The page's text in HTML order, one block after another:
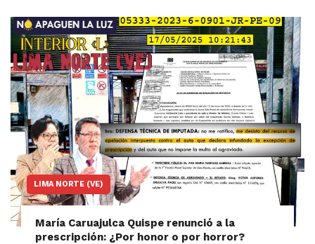
LIMA NORTE (VE)
María Caruajulca Quispe renunció a la
prescripción: ¿Por honor o por horror?